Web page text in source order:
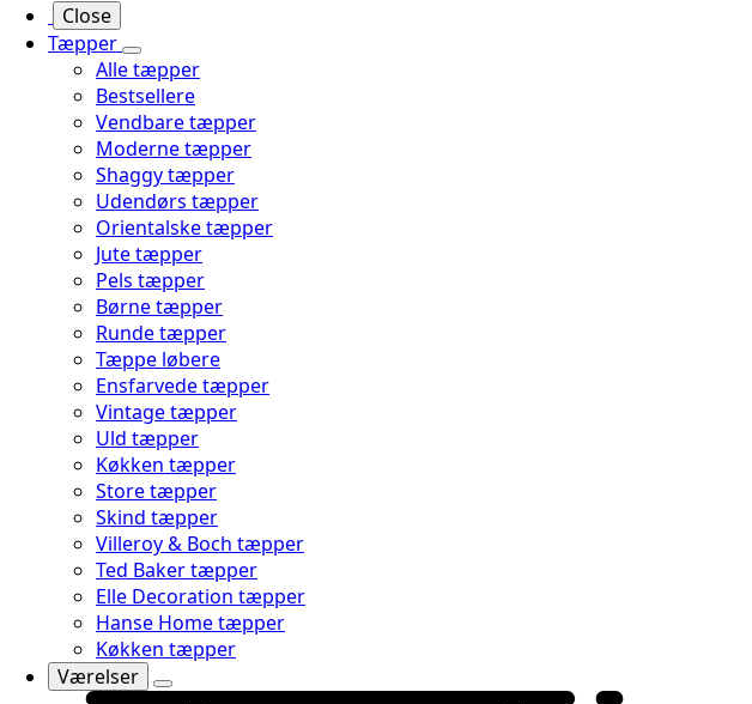
Close
Tæpper
Alle tæpper
Bestsellere
Vendbare tæpper
Moderne tæpper
Shaggy tæpper
Udendørs tæpper
Orientalske tæpper
Jute tæpper
Pels tæpper
Børne tæpper
Runde tæpper
Tæppe løbere
Ensfarvede tæpper
Vintage tæpper
Uld tæpper
Køkken tæpper
Store tæpper
Skind tæpper
Villeroy & Boch tæpper
Ted Baker tæpper
Elle Decoration tæpper
Hanse Home tæpper
Køkken tæpper
Værelser